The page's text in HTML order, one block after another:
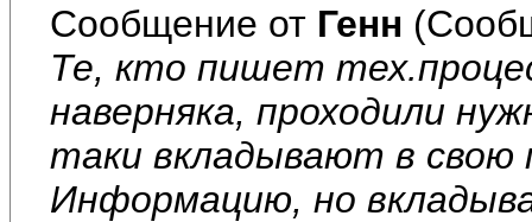
Сообщение от Генн
Те, кто пишет
наверняка, проходили
таки вкладывают в свою
Информацию, но